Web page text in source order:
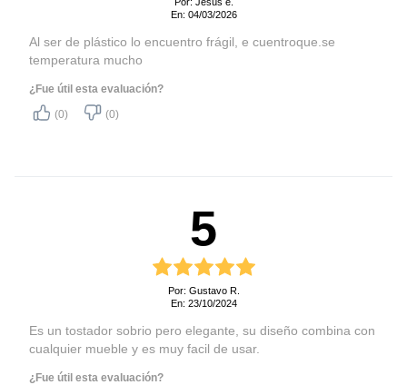
Así, contarás con una experiencia completa y práctica al
tostar tus panes y favoritos.
Profundidad producto
18,2 cm
Peso producto embalado
Frecuencia (Hertz)
modernidad y durabilidad en
Delicioso y a tu manera.
Selecciona el que prefieras;
En: 04/03/2026
Al ser de plástico lo encuentro frágil, e cuentroque.se
temperatura mucho
¿Fue útil esta evaluación?
(0)
(0)
5
Por: Gustavo R.
En: 23/10/2024
Es un tostador sobrio pero elegante, su diseño combina con
cualquier mueble y es muy facil de usar.
¿Fue útil esta evaluación?